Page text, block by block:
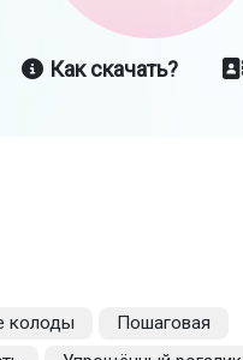
Как скачать?
колоды
Пошаговая